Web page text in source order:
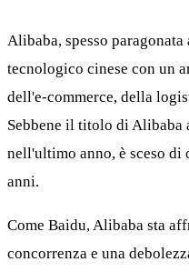
Alibaba, spesso
tecnologico cinese con un
dell'e-commerce, della
Sebbene il titolo di Alibaba
nell'ultimo anno, è sceso
anni.
Come Baidu, Alibaba sta
concorrenza e una